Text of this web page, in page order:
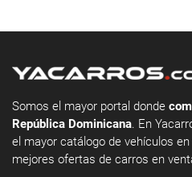
Somos el mayor portal donde
República Dominicana. En
el mayor catálogo de vehículos en
mejores ofertas de carros en